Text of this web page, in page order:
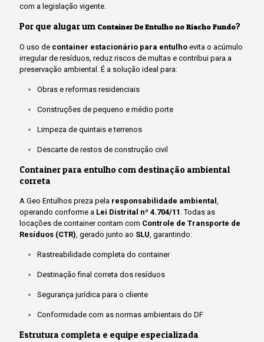
com a legislação vigente.
Por que alugar um Container De Entulho no Riacho Fundo?
O uso de container estacionário para entulho evita o acúmulo
irregular de resíduos, reduz riscos de multas e contribui para a
preservação ambiental. É a solução ideal para:
Obras e reformas residenciais
Construções de pequeno e médio porte
Limpeza de quintais e terrenos
Descarte de restos de construção civil
Container para entulho com destinação ambiental
correta
A Geo Entulhos preza pela responsabilidade ambiental ,
operando conforme a Lei Distrital nº 4.704/11 . Todas as
locações de container contam com Controle de Transporte de
Resíduos (CTR), gerado junto ao SLU, garantindo:
Rastreabilidade completa do container
Destinação final correta dos resíduos
Segurança jurídica para o cliente
Conformidade com as normas ambientais do DF
Estrutura completa e equipe especializada